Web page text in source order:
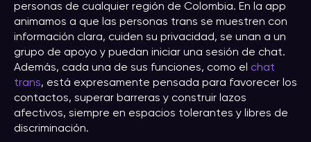
personas de cualquier región de Colombia. En la app
animamos a que las personas trans se muestren con
información clara, cuiden su privacidad, se unan a un
grupo de apoyo y puedan iniciar una sesión de chat.
Además, cada una de sus funciones, como el chat
trans, está expresamente pensada para favorecer los
contactos, superar barreras y construir lazos
afectivos, siempre en espacios tolerantes y libres de
discriminación.